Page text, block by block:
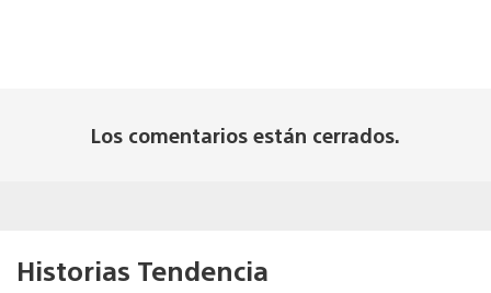
Los comentarios están cerrados.
Historias Tendencia